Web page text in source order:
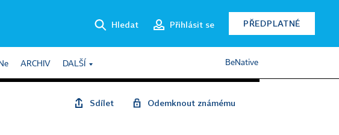
Hledat Přihlásit se PŘEDPLATNÉ
ARCHIV DALŠÍ BeNative
Sdílet Odemknout známému